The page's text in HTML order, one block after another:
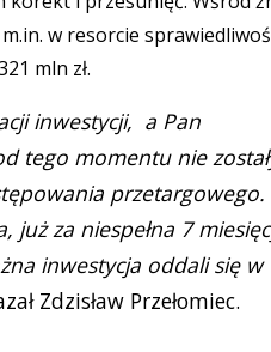
w resorcie
mln zł.
inwestycji, a Pan
tego momentu nie
przetargowego.
już za niespełna 7
inwestycja oddali się w
Zdzisław Przełomiec.